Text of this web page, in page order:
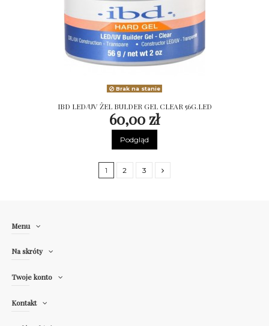
Brak na stanie
IBD LED/UV ŻEL BULDER GEL CLEAR 56G.LED
60,00 zł
Podgląd
1 2 3
Menu
Na skróty
Twoje konto
Kontakt